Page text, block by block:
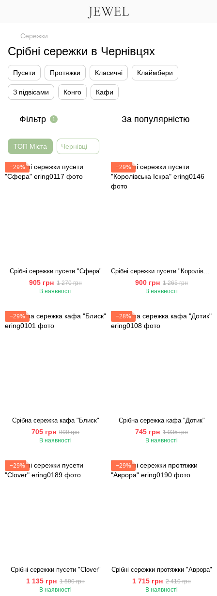
Сережки
Срібні сережки в Чернівцях
Пусети Протяжки Класичні Клаймбери
З підвісами Конго Кафи
Фільтр 1 За популярністю
ТОП Міста Чернівці
−29%
Срібні сережки пусети "Сфера"
905 грн 1 270 грн
В наявності
−29%
Срібні сережки пусети "Королівська Іскра"
900 грн 1 265 грн
В наявності
−29%
Срібна сережка кафа "Блиск"
705 грн 990 грн
В наявності
−28%
Срібна сережка кафа "Дотик"
745 грн 1 035 грн
В наявності
−29%
Срібні сережки пусети "Сlover"
1 135 грн 1 590 грн
В наявності
−29%
Срібні сережки протяжки "Аврора"
1 715 грн 2 410 грн
В наявності